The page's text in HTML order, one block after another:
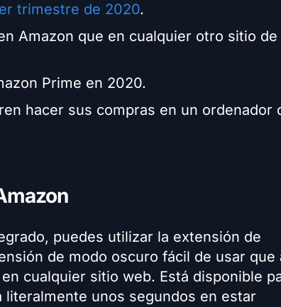
trimestre de 2020.
Amazon que en cualquier otro sitio de
Prime en 2020.
hacer sus compras en un ordenador
puedes utilizar la extensión de
de modo oscuro fácil de usar que
cualquier sitio web. Está disponible
unos segundos en estar